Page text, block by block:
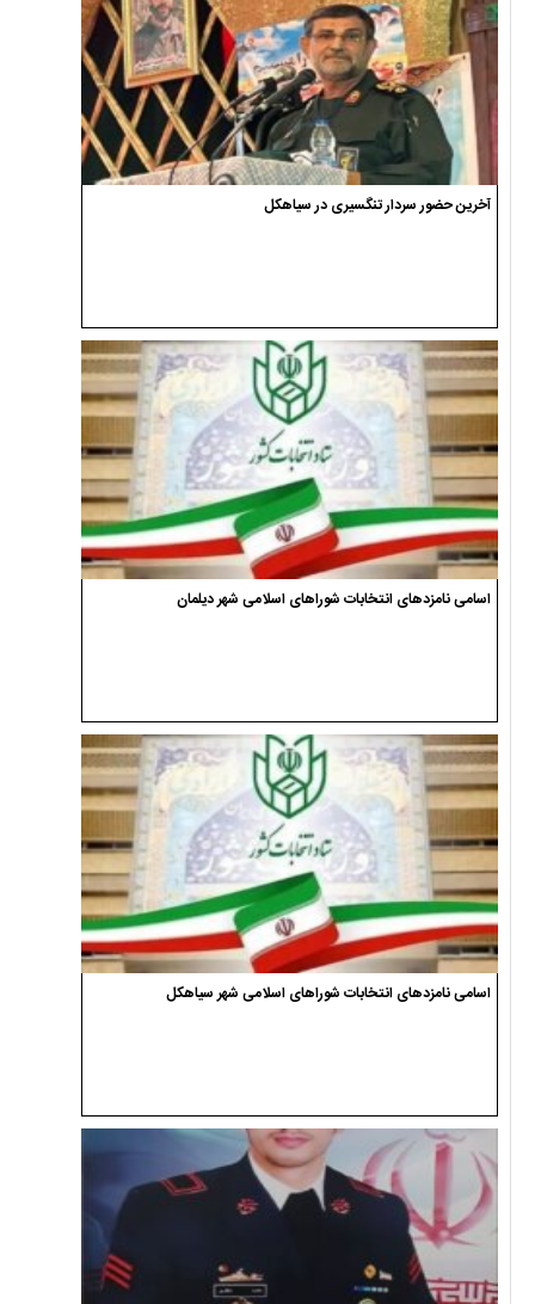
آخرین حضور سردار تنگسیری در سیاهکل
اسامی نامزدهای انتخابات شوراهای اسلامی شهر دیلمان
اسامی نامزدهای انتخابات شوراهای اسلامی شهر سیاهکل